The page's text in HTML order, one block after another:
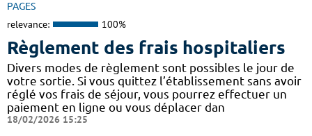
PAGES
relevance: 100%
Règlement des frais hospitaliers
Divers modes de règlement sont possibles le jour de
votre sortie. Si vous quittez l’établissement sans avoir
réglé vos frais de séjour, vous pourrez effectuer un
paiement en ligne ou vous déplacer dan
18/02/2026 15:25